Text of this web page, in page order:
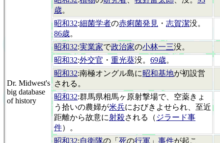
Dr. Midwest's
big database
of history
歳。
昭和32:細菌学者の赤痢菌発見 ・ 志賀潔没。
86歳。
昭和32:実業家で政治家の小林一三没。
昭和32:外交官 ・ 重光葵没。 69歳。
昭和32:南極オングル島に昭和基地が初設営
される。
昭和32:群馬県相馬ヶ原射撃場で、空薬きょ
う拾いの農婦が米兵におびきよせられ、至近
距離から故意に射殺される（ ジラード事
件）。
昭和32:自衛隊の「 死の行軍 」 事件が起こ